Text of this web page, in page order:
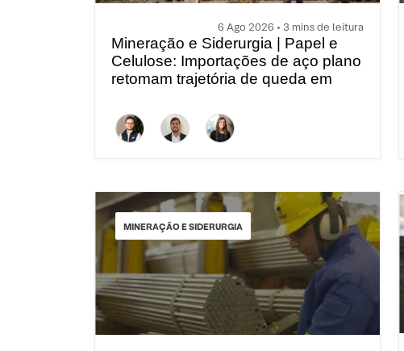
6 Ago 2026 • 3 mins de leitura
Mineração e Siderurgia | Papel e
Celulose: Importações de aço plano
retomam trajetória de queda em
MINERAÇÃO E SIDERURGIA